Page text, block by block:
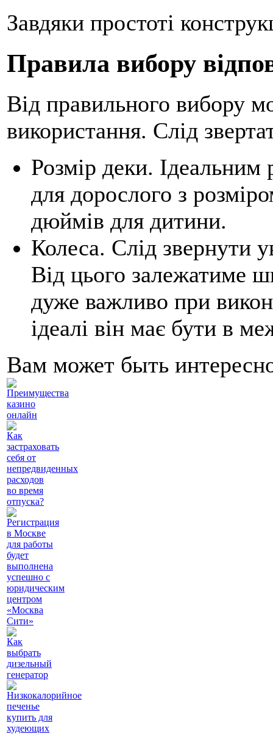
Завдяки простоті
Правила вибору
Від правильного вибору
використання. Слід
Розмір деки.
для дорослого з
дюймів для дитини.
Колеса. Слід звернути
Від цього залежатиме
дуже важливо при
ідеалі він має бути в
Вам может быть
Преимущества
казино
онлайн
Как
застраховать
себя от
непредвиденных
расходов
во время
отпуска?
Регистрация
в Москве
для работы
будет
выполнена
успешно с
юридическим
центром
«Москва
Сити»
Как
выбрать
дизельный
генератор
Низкокалорийное
печенье
купить для
худеющих